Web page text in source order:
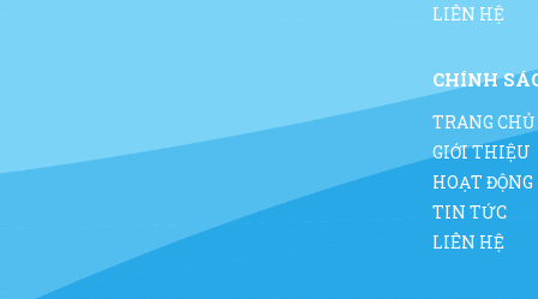
LIÊN HỆ
CHÍNH
TRANG CHỦ
GIỚI THIỆU
HOẠT ĐỘNG
TIN TỨC
LIÊN HỆ